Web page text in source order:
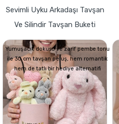
Sevimli Uyku Arkadaşı Tavşan
Ve Silindir Tavşan Buketi
Yumuşacık dokusu ve zarif pembe tonu
ile 30 cm tavşan peluş, hem romantik
hem de tatlı bir hediye alternatifi